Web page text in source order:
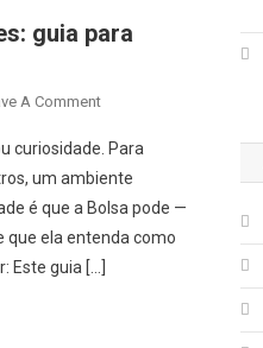
guia para
A CommentOn
Funciona
A
Bolsa
De
Valores:
curiosidade. Para
um ambiente
é que a Bolsa pode —
que ela entenda como
Este guia […]